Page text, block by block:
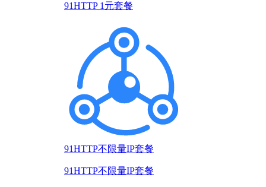
91HTTP 1元套餐
91HTTP不限量IP套餐
91HTTP不限量IP套餐